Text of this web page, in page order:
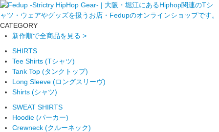
CATEGORY
新作順で全商品を見る >
SHIRTS
Tee Shirts (Tシャツ)
Tank Top (タンクトップ)
Long Sleeve (ロングスリーヴ)
Shirts (シャツ)
SWEAT SHIRTS
Hoodie (パーカー)
Crewneck (クルーネック)